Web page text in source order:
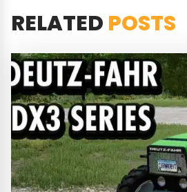
RELATED POSTS